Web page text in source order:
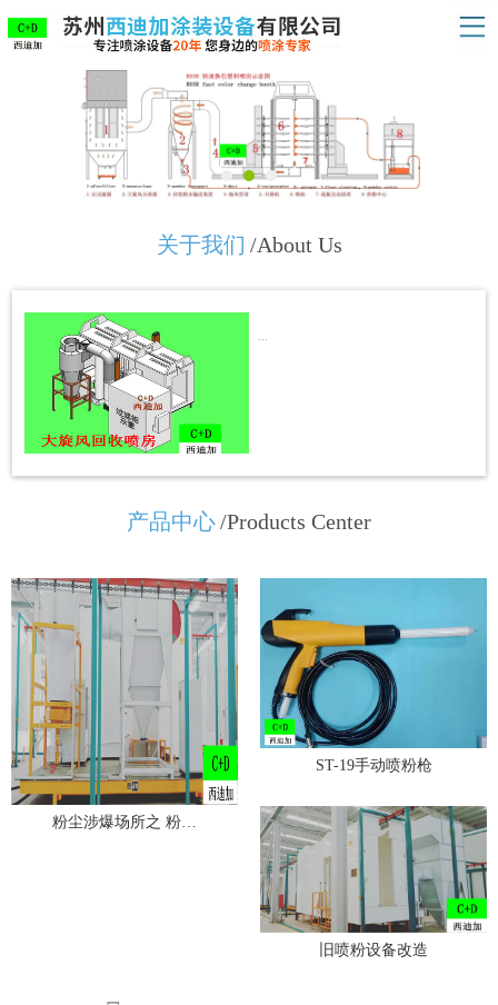
关于我们 /About Us
...
产品中心/Products Center
粉尘涉爆场所之 粉…
ST-19手动喷粉枪
旧喷粉设备改造